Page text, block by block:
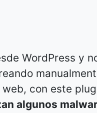
WordPress y
con este
algunos